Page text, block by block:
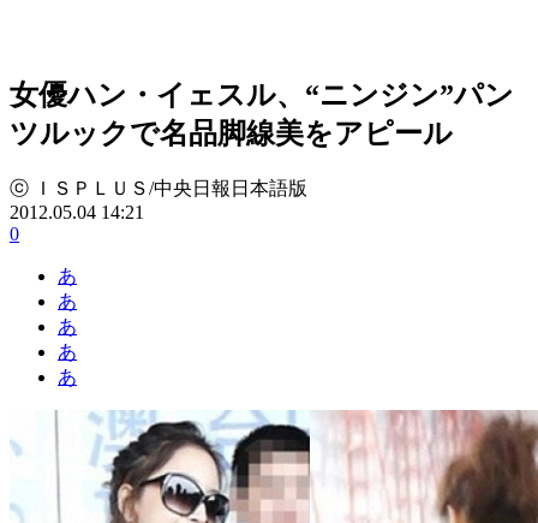
女優ハン・イェスル、“ニンジン”パン
ツルックで名品脚線美をアピール
ⓒ ＩＳＰＬＵＳ/中央日報日本語版
2012.05.04 14:21
0
あ
あ
あ
あ
あ